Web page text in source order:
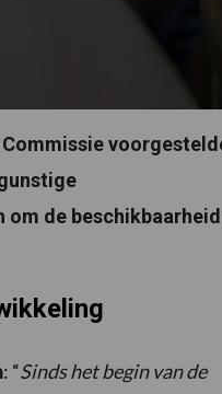
de beschikbaarheid
: “Sinds het begin van de